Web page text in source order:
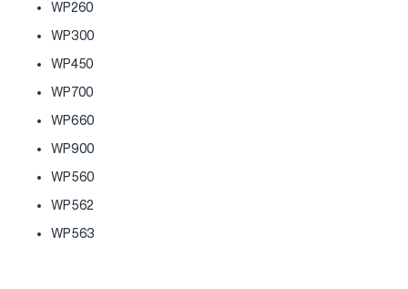
WP260
WP300
WP450
WP700
WP660
WP900
WP560
WP562
WP563